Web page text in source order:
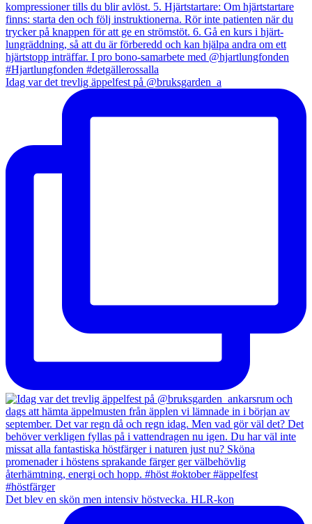
Idag var det trevlig äppelfest på @bruksgarden_a
Det blev en skön men intensiv höstvecka. HLR-kon